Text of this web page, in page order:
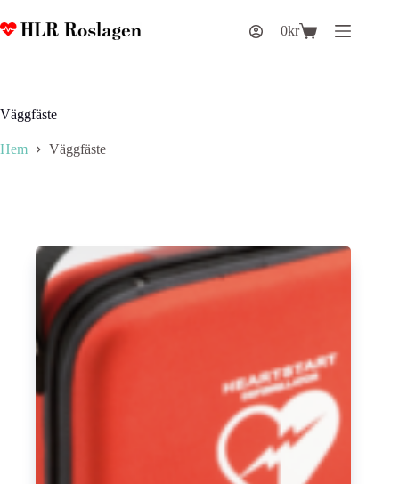
till
innehåll
Varukorg
0kr
Väggfäste
Hem Väggfäste